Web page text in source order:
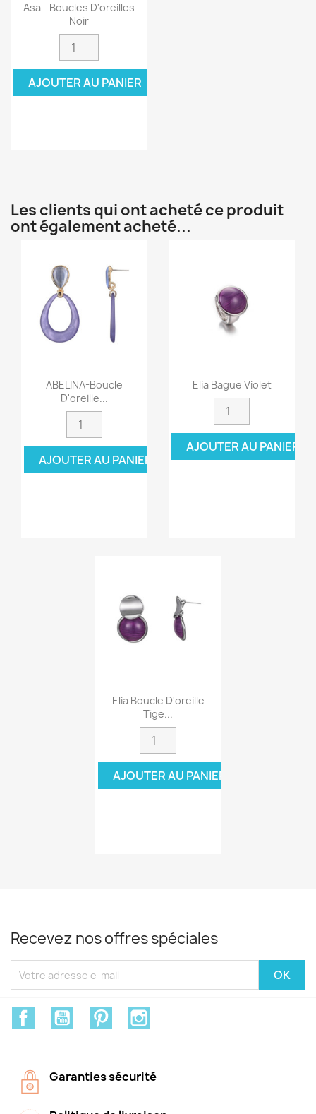
Asa - Boucles D'oreilles
Noir
AJOUTER AU PANIER
Les clients qui ont acheté ce produit
ont également acheté...
ABELINA-Boucle
D'oreille...
AJOUTER AU PANIER
Elia Bague Violet
AJOUTER AU PANIER
Elia Boucle D'oreille
Tige...
AJOUTER AU PANIER
Recevez nos offres spéciales
FacebookYouTube Pinterest
Garanties sécurité